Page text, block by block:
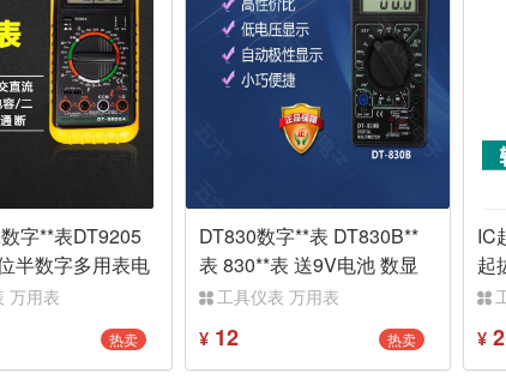
字**表DT9205
半数字多用表电
万用表
热卖
DT830数字**表 DT830B**
表 830**表 送9V电池 数显
多用表
工具仪表 万用表
¥12 热卖
IC
起
镊
¥